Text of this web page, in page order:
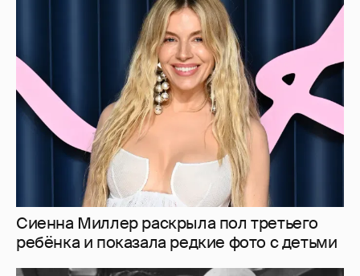
Сиенна Миллер раскрыла пол третьего
ребёнка и показала редкие фото с детьми